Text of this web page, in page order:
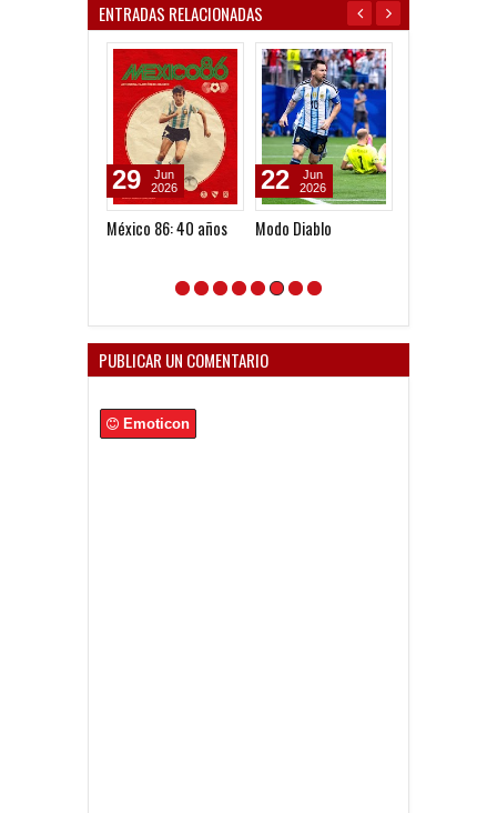
ENTRADAS RELACIONADAS
México 86: 40 años
29
Jun
2026
Modo Diablo
22
Jun
2026
PUBLICAR UN COMENTARIO
Emoticon